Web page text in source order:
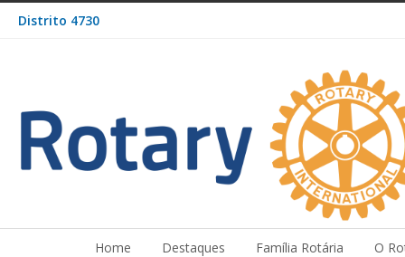
Distrito 4730
Home Destaques Família Rotária O